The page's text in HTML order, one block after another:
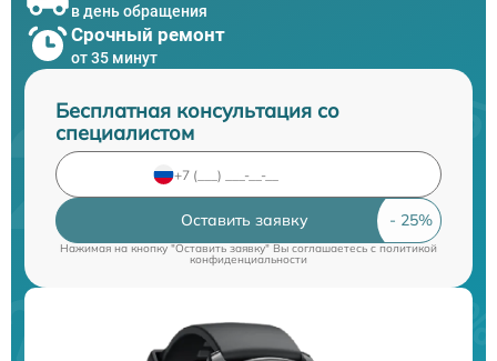
в день обращения
Срочный ремонт
от 35 минут
Бесплатная консультация со
специалистом
Оставить заявку
Нажимая на кнопку "Оставить заявку" Вы соглашаетесь cполитикой
конфиденциальности